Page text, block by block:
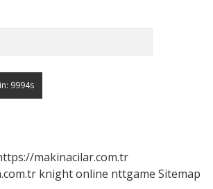
makinacilar.com.tr
knight online nttgame Sitemap